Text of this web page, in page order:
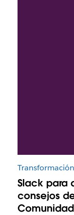
Transformación
Slack para
consejos